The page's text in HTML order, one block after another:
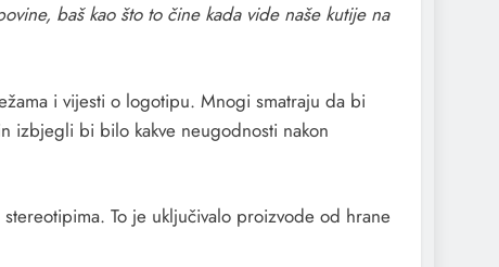
baš kao što to čine kada vide naše kutije na
i vijesti o logotipu. Mnogi smatraju da bi
izbjegli bi bilo kakve neugodnosti nakon
To je uključivalo proizvode od hrane